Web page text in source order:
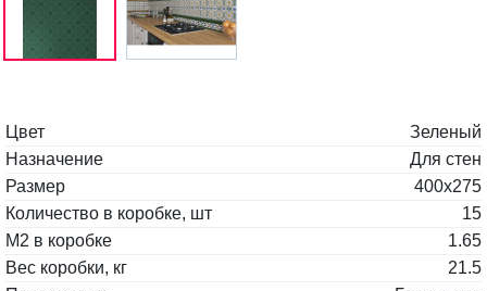
Цвет
Зеленый
Назначение
Для стен
Размер
400x275
Количество в коробке, шт
15
М2 в коробке
1.65
Вес коробки, кг
21.5